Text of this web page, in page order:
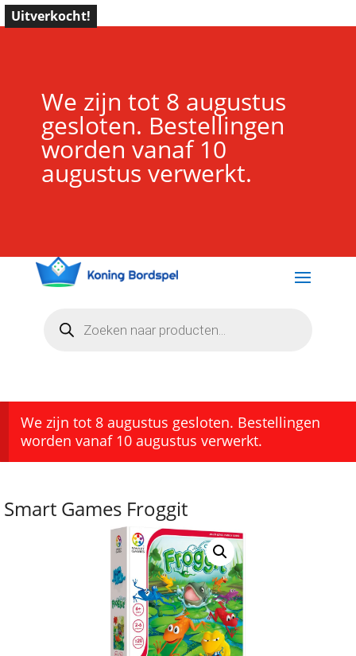
We zijn tot 8 augustus
gesloten. Bestellingen
worden vanaf 10
augustus verwerkt.
zoeken
We zijn tot 8 augustus gesloten. Bestellingen
worden vanaf 10 augustus verwerkt.
Uitverkocht!
Smart Games Froggit